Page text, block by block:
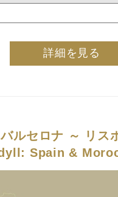
詳細を見る
ルセロナ ～ リス
Spain &